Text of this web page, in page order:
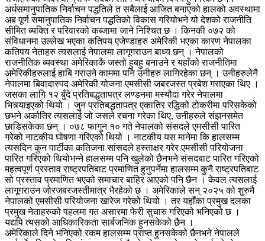
अर्धसमानुपातिक निर्वाचन पद्धतिले त सबैलाई आजित बनाएको हालको अवस्थामा
अब पूर्ण समानुपातिक निर्वाचन पद्धतिको विकास गरियोभने यो देशको राजनीति
सीमित ब्यक्ति र परिवारको कब्जामा जाने निश्चित छ । किनकी ०७२ को
संविधानमा उल्लेख भएका कतिपय एजेण्डाहरु अमेरिकी भएका कारण नेपालका
कतिपय नेताहरु त्यसलाई नेपालमा लागूगराउन बाध्य छन् । नेपालको
राजनीतिक ब्यवस्था अमेरिकाकै जस्तो हुबहु बनाउने र यहाँको राजनीतिमा
अमेरिकीहरुलाई हाबि गराउने काममा पनि उनीहरु लागिरहेका छन् । उनीहरुलेनै
नेपालमा बिवादास्पद अमेरिकी योजना एमसीसी जबरजस्त प्रबेश गराएका थिए ।
जसका लागि १२ बुँदे प्रतिबद्धतापत्र लण्डनमा मस्यौदा गरेर नेपालमा
भित्र्याइएको थियो । जुन प्रतिबद्धतापत्र एकातिर रद्धिको टोकरीमा परिसकेको
छभने अर्कातिर त्यसलाई जो जसले रचना गरेका थिए, उनीहरुले संझनसमेत
छाडिसकेका छन् । ०७८ फागुन १० गते नेपालको संसदले एमसीसी पारित
गरेको नाटकीय घोषणा गरिएको थियो । नाटकीय यस मानेमा कि हालसम्म
त्यसदिन कुन पार्टीका कतिजना सांसदले हस्ताक्षर गरेर एमसीसी परियोजना
पारित गरिएको थियोभन्ने हालसम्म पनि खुलेको छैनभने संसदबाट पारित गरिएको
महत्वपूर्ण प्रस्ताव राष्ट्रपतिबाट प्रमाणित हुनुपर्नेमा हालसम्म कुनै राष्ट्रपतिबाट
सो प्रस्ताव प्रमाणित भएको समाचार बाहिर आएको पनि छैन । केवल त्यसलाई
लागूगराउन जोरजबरजस्तीमात्र भैरहेको छ । अमेरिकाले सन् २०२५ को शुरुमै
नेपालको एमसीसी परियोजना खारेज गरेको थियो । तर यहाँका प्रमुख दलका
प्रमुख नेताहरुको पहलमा गत असारमा फेरी सुचारु गरिएको भनिएको छ ।
यद्यपि त्यसको आधिकारिकता सार्बजनिक हुनसकेको छैन ।
अमेरिकाले दिने भनिएको रकम हालसम्म प्राप्त हुनसकेको छैनभने नेपालले